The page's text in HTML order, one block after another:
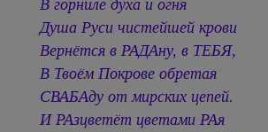
В горниле духа и огня
Душа Руси чистейшей крови
Вернётся в РАДАну, в ТЕБЯ,
В Твоём Покрове обретая
СВАБАду от мирских цепей.
И РАзцветёт цветами РАя